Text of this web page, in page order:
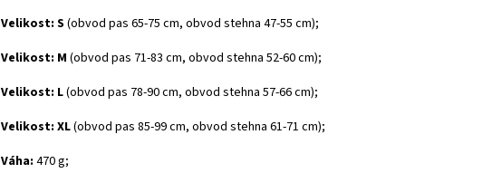
Velikost: S (obvod pas 65-75 cm, obvod stehna 47-55 cm);
Velikost: M (obvod pas 71-83 cm, obvod stehna 52-60 cm);
Velikost: L(obvod pas 78-90 cm, obvod stehna 57-66 cm);
Velikost: XL(obvod pas 85-99 cm, obvod stehna 61-71 cm);
Váha: 470 g;